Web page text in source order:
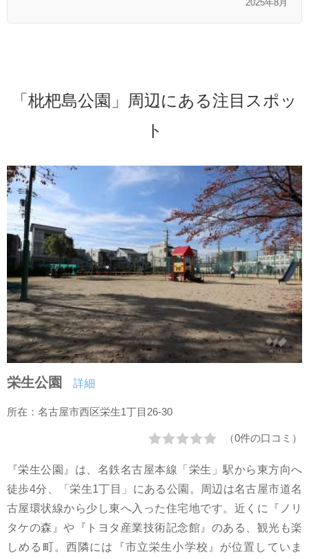
2025年8月
「枇杷島公園」周辺にある注目スポッ
ト
栄生公園 詳細
所在：名古屋市西区栄生1丁目26-30
（0件の口コミ）
『栄生公園』は、名鉄名古屋本線「栄生」駅から東方向へ
徒歩4分、「栄生1丁目」にある公園。周辺は名古屋市道名
古屋環状線から少し東へ入った住宅地です。近くに『ノリ
タケの森』や『トヨタ産業技術記念館』のある、観光も楽
しめる町。西隣には『市立栄生小学校』が位置していま